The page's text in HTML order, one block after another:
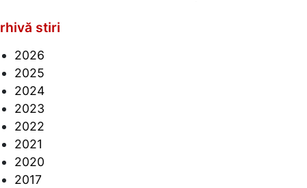
stiri
2026
2025
2024
2023
2022
2021
2020
2017